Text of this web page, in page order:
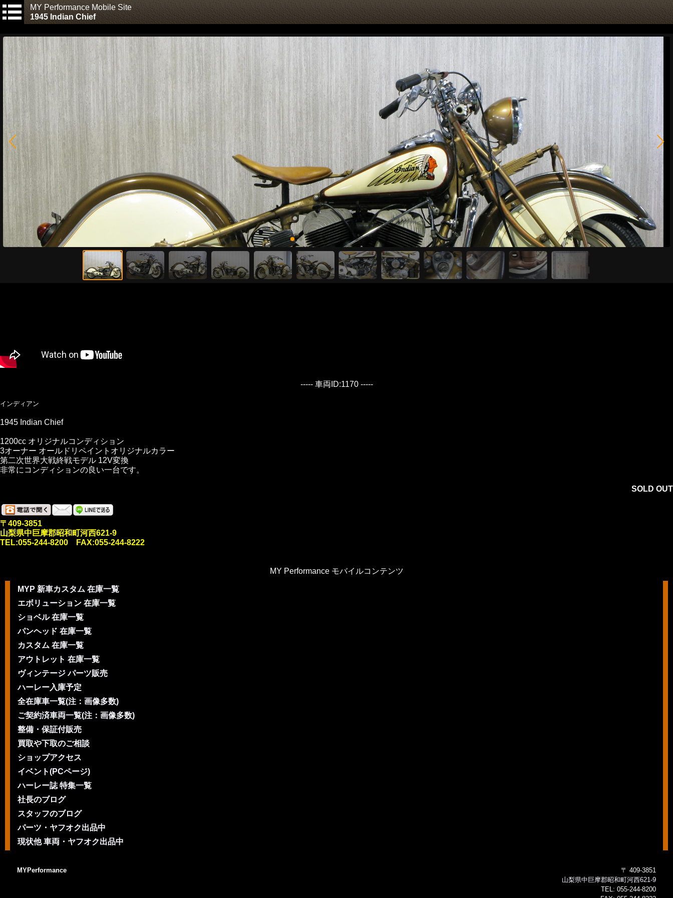
MY Performance Mobile Site
1945 Indian Chief
----- 車両ID:1170 -----
インディアン
1945 Indian Chief
1200cc オリジナルコンディション
3オーナー オールドリペイントオリジナルカラー
第二次世界大戦終戦モデル 12V変換
非常にコンディションの良い一台です。
SOLD OUT
〒409-3851
山梨県中巨摩郡昭和町河西621-9
TEL:055-244-8200 FAX:055-244-8222
MY Performance モバイルコンテンツ
MYP 新車カスタム 在庫一覧
エボリューション 在庫一覧
ショベル 在庫一覧
パンヘッド 在庫一覧
カスタム 在庫一覧
アウトレット 在庫一覧
ヴィンテージ パーツ販売
ハーレー入庫予定
全在庫車一覧(注：画像多数)
ご契約済車両一覧(注：画像多数)
整備・保証付販売
買取や下取のご相談
ショップアクセス
イベント(PCページ)
ハーレー誌 特集一覧
社長のブログ
スタッフのブログ
パーツ・ヤフオク出品中
現状他 車両・ヤフオク出品中
MYPerformance
〒 409-3851
山梨県中巨摩郡昭和町河西621-9
TEL: 055-244-8200